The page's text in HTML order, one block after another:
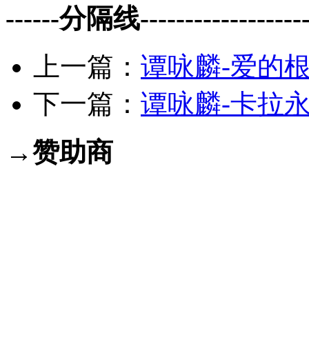
------分隔线
上一篇： 谭咏麟-爱的
下一篇： 谭咏麟-卡拉
→赞助商